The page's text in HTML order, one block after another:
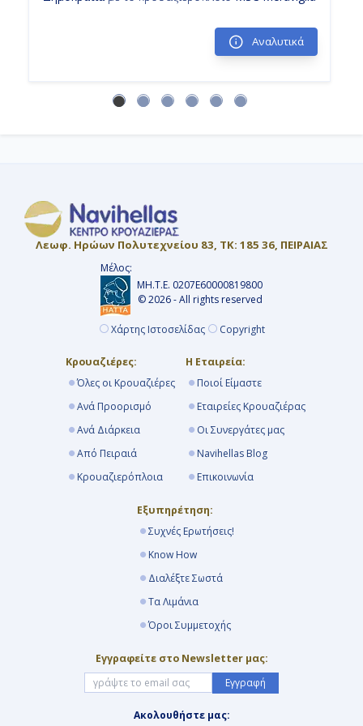
07:00
Αναλυτικά
Λεωφ. Ηρώων Πολυτεχνείου 83, ΤΚ: 185 36, ΠΕΙΡΑΙΑΣ
Μέλος:
ΜΗ.Τ.Ε. 0207Ε60000819800
© 2026 - All rights reserved
Χάρτης Ιστοσελίδας Copyright
Κρουαζιέρες:
Όλες οι Κρουαζιέρες
Ανά Προορισμό
Ανά Διάρκεια
Από Πειραιά
Κρουαζιερόπλοια
Η Εταιρεία:
Ποιοί Είμαστε
Εταιρείες Κρουαζιέρας
Οι Συνεργάτες μας
Navihellas Blog
Επικοινωνία
Εξυπηρέτηση:
Συχνές Ερωτήσεις!
Know How
Διαλέξτε Σωστά
Τα Λιμάνια
Όροι Συμμετοχής
Εγγραφείτε στο Newsletter μας:
Εγγραφή
Ακολουθήστε μας: